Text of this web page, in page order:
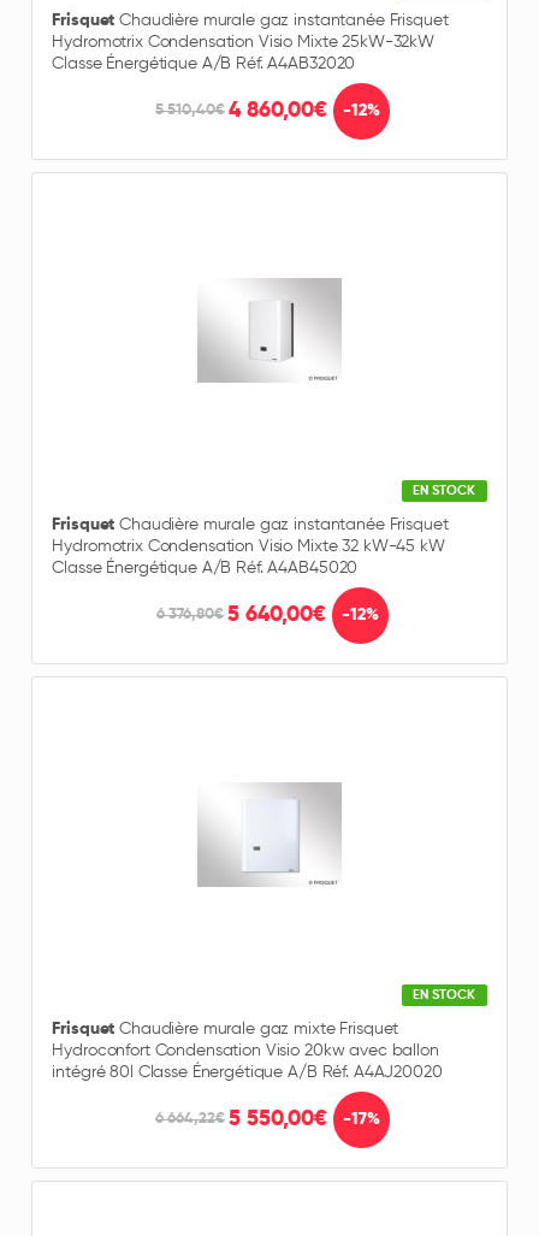
Frisquet Chaudière murale gaz instantanée Frisquet
Hydromotrix Condensation Visio Mixte 25kW-32kW
Classe Énergétique A/B Réf. A4AB32020
5 510,40€ 4 860,00€ -12%
EN STOCK
Frisquet Chaudière murale gaz instantanée Frisquet
Hydromotrix Condensation Visio Mixte 32 kW-45 kW
Classe Énergétique A/B Réf. A4AB45020
6 376,80€ 5 640,00€ -12%
EN STOCK
Frisquet Chaudière murale gaz mixte Frisquet
Hydroconfort Condensation Visio 20kw avec ballon
intégré 80l Classe Énergétique A/B Réf. A4AJ20020
6 664,22€ 5 550,00€ -17%